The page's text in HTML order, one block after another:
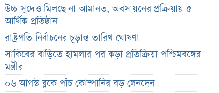
উচ্চ সুদেও মিলছে না আমানত, অবসায়নের প্রক্রিয়ায় ৫
আর্থিক প্রতিষ্ঠান
রাষ্ট্রপতি নির্বাচনের চূড়ান্ত তারিখ ঘোষণা
সাকিবের বাড়িতে হামলার পর কড়া প্রতিক্রিয়া পশ্চিমবঙ্গের
মন্ত্রীর
০৬ আগস্ট ব্লকে পাঁচ কোম্পানির বড় লেনদেন